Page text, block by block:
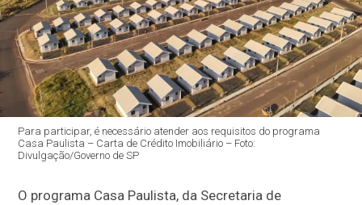
Para participar, é necessário atender aos requisitos do programa
Casa Paulista – Carta de Crédito Imobiliário – Foto:
Divulgação/Governo de SP
O programa Casa Paulista, da Secretaria de